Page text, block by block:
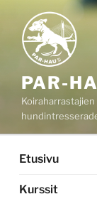
sisältöön
PAR-
Etusivu
Kurssit